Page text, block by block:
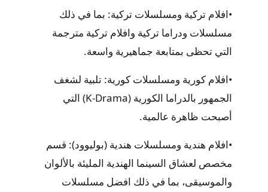
•افلام تركية ومسلسلات تركية: بما في ذلك
مسلسلات ودراما تركية وافلام تركية مترجمة
التي تحظى بمتابعة جماهيرية واسعة.
•افلام كورية ومسلسلات كورية: تلبية لشغف
الجمهور بالدراما الكورية (K-Drama) التي
أصبحت ظاهرة عالمية.
•افلام هندية ومسلسلات هندية (بوليوود): قسم
مخصص لعشاق السينما الهندية المليئة بالألوان
والموسيقى، بما في ذلك افضل مسلسلات